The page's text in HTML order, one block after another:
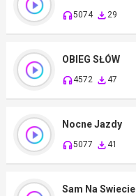
5074 29
OBIEG SŁÓW
4572 47
Nocne Jazdy
5077 41
Sam Na Swiecie